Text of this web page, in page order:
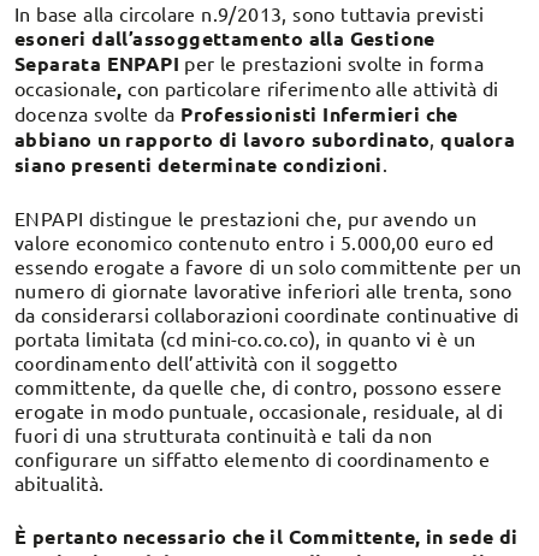
In base alla circolare n.9/2013, sono tuttavia previsti
esoneri dall’assoggettamento alla Gestione
Separata ENPAPI per le prestazioni svolte in forma
occasionale, con particolare riferimento alle attività di
docenza svolte da Professionisti Infermieri che
abbiano un rapporto di lavoro subordinato,qualora
siano presenti determinate condizioni.
ENPAPI distingue le prestazioni che, pur avendo un
valore economico contenuto entro i 5.000,00 euro ed
essendo erogate a favore di un solo committente per un
numero di giornate lavorative inferiori alle trenta, sono
da considerarsi collaborazioni coordinate continuative di
portata limitata (cd mini-co.co.co), in quanto vi è un
coordinamento dell’attività con il soggetto
committente, da quelle che, di contro, possono essere
erogate in modo puntuale, occasionale, residuale, al di
fuori di una strutturata continuità e tali da non
configurare un siffatto elemento di coordinamento e
abitualità.
È pertanto necessario che il Committente, in sede di